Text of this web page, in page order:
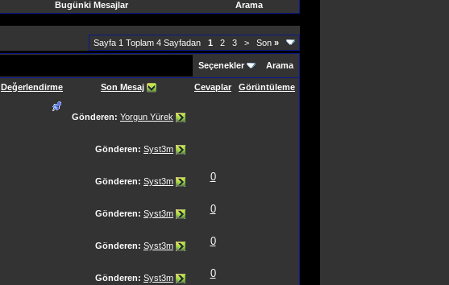
Bugünki Mesajlar Arama
Sayfa 1 Toplam 4 Sayfadan 1 2 3 > Son »
Seçenekler Arama
Değerlendirme Son Mesaj Cevaplar Görüntüleme
Gönderen: Yorgun Yürek
Gönderen: Syst3m
Gönderen: Syst3m 0
Gönderen: Syst3m 0
Gönderen: Syst3m 0
Gönderen: Syst3m 0